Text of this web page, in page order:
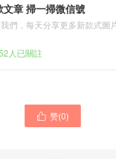
文章 掃一掃微信號
們，每天分享更多新款式圖
人已關註
 赞(0)